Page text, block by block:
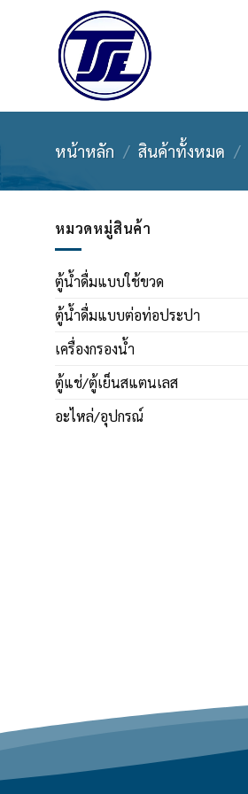
หน้าหลัก / สินค้าทั้งหมด /
หมวดหมู่สินค้า
ตู้น้ำดื่มแบบใช้ขวด
ตู้น้ำดื่มแบบต่อท่อประปา
เครื่องกรองน้ำ
ตู้แช่/ตู้เย็นสแตนเลส
อะไหล่/อุปกรณ์